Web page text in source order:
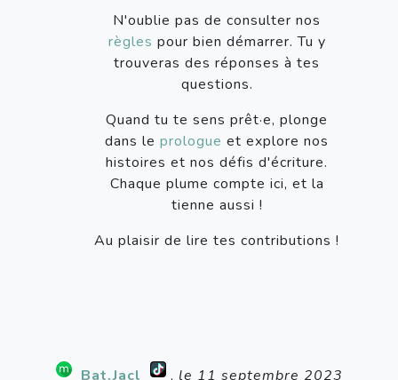
N'oublie pas de consulter nos
règles pour bien démarrer. Tu y
trouveras des réponses à tes
questions.
Quand tu te sens prêt·e, plonge
dans le prologue et explore nos
histoires et nos défis d'écriture.
Chaque plume compte ici, et la
tienne aussi !
Au plaisir de lire tes contributions !
Bat.Jacl , le 11 septembre 2023